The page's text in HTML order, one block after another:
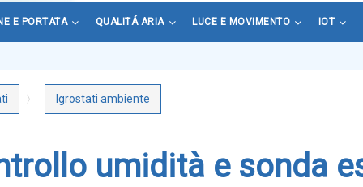
E PORTATA QUALITÁ ARIA LUCE E MOVIMENTO IOT
Igrostati ambiente
umidità e sonda